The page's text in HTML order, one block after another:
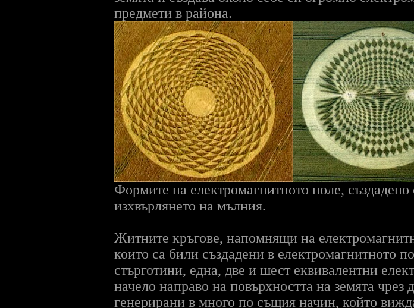
предмети в района.
Формите на електромагнитното поле,
изхвърлянето на мълния.
Житните кръгове, напомнящи на
които са били създадени в електромагнитното
стърготини, една, две и шест еквивалентни
начело направо на повърхността на земята чрез
генерирани в много по същия начин, който